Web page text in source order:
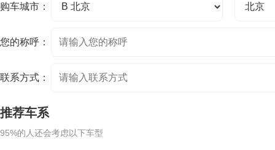
购车城市：
您的称呼：
联系方式：
推荐车系
95%的人还会考虑以下车型